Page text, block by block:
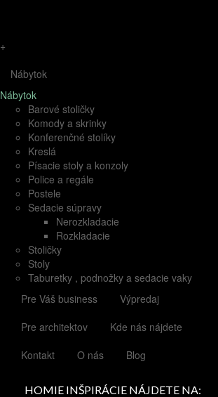
+
Nábytok
Nábytok
Barové stoličky
Komody a skrinky
Konferenčné stolíky
Kreslá
Písacie stoly a konzoly
Police a regále
Postele
Sedacie súpravy
Nerozkladacie
Rozkladacie
Stoličky
Stoly
Taburetky , podnožky a sedacie vaky
Pre Váš business
Výpredaj
Pre architektov
Kde nás nájdete
Kontakt
O nás Blog
HOMIE INŠPIRÁCIE NÁJDETE NA: